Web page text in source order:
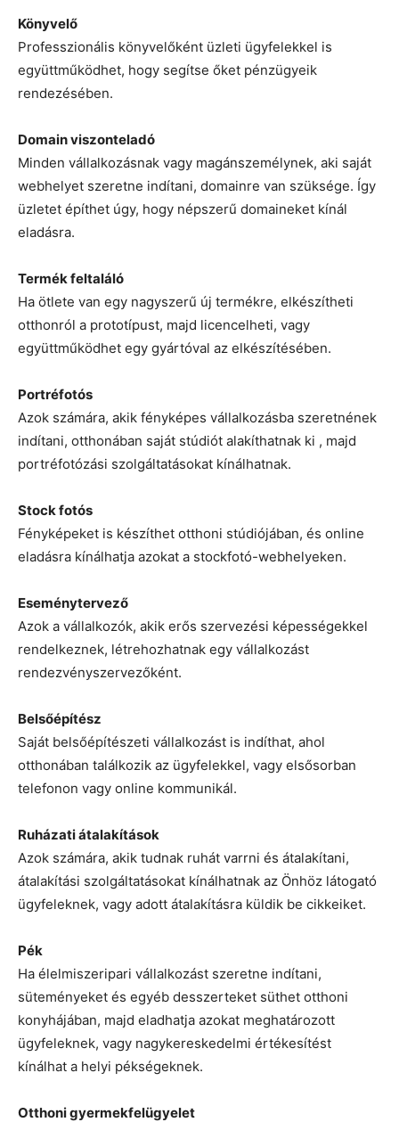
Könyvelő
Professzionális könyvelőként üzleti ügyfelekkel is
együttműködhet, hogy segítse őket pénzügyeik
rendezésében.
Domain viszonteladó
Minden vállalkozásnak vagy magánszemélynek, aki saját
webhelyet szeretne indítani, domainre van szüksége. Így
üzletet építhet úgy, hogy népszerű domaineket kínál
eladásra.
Termék feltaláló
Ha ötlete van egy nagyszerű új termékre, elkészítheti
otthonról a prototípust, majd licencelheti, vagy
együttműködhet egy gyártóval az elkészítésében.
Portréfotós
Azok számára, akik fényképes vállalkozásba szeretnének
indítani, otthonában saját stúdiót alakíthatnak ki , majd
portréfotózási szolgáltatásokat kínálhatnak.
Stock fotós
Fényképeket is készíthet otthoni stúdiójában, és online
eladásra kínálhatja azokat a stockfotó-webhelyeken.
Eseménytervező
Azok a vállalkozók, akik erős szervezési képességekkel
rendelkeznek, létrehozhatnak egy vállalkozást
rendezvényszervezőként.
Belsőépítész
Saját belsőépítészeti vállalkozást is indíthat, ahol
otthonában találkozik az ügyfelekkel, vagy elsősorban
telefonon vagy online kommunikál.
Ruházati átalakítások
Azok számára, akik tudnak ruhát varrni és átalakítani,
átalakítási szolgáltatásokat kínálhatnak az Önhöz látogató
ügyfeleknek, vagy adott átalakításra küldik be cikkeiket.
Pék
Ha élelmiszeripari vállalkozást szeretne indítani,
süteményeket és egyéb desszerteket süthet otthoni
konyhájában, majd eladhatja azokat meghatározott
ügyfeleknek, vagy nagykereskedelmi értékesítést
kínálhat a helyi pékségeknek.
Otthoni gyermekfelügyelet